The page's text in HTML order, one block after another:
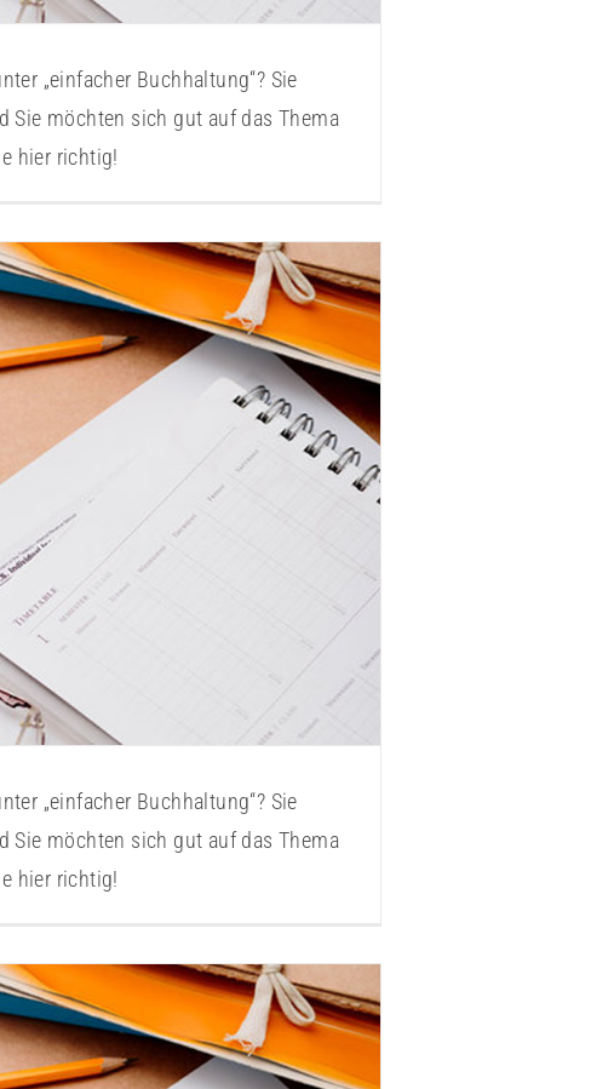
„einfacher Buchhaltung“? Sie
Sie möchten sich gut auf das Thema
hier richtig!
gemacht 2
„einfacher Buchhaltung“? Sie
Sie möchten sich gut auf das Thema
hier richtig!